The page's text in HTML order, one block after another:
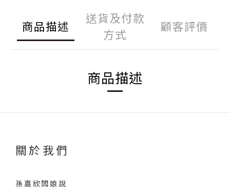
商品描述
送貨及付款
方式
顧客評價
商品描述
關於我們
孫嘉欣闆娘說